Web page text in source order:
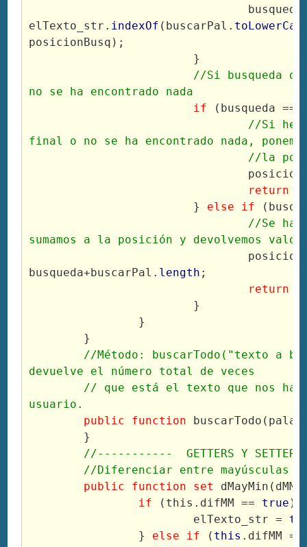
elTexto_str. indexOf (buscarPal.
posicionBusq);
			}
//Si busqueda
no se ha encontrado nada
if (busqueda
//Si
final o no se ha encontrado nada,
//la
return
			}
else if
//Se ha
sumamos a la posición y devolvemos valor
busqueda+buscarPal. length ;
return
			}
		}
	}
//Método: buscarTodo("texto a
devuelve el número total de veces
usuario.
public
function
	}
//-----------  GETTERS Y
//Diferenciar entre mayúsculas
public
function set dMayMin(dMM:
if (this.difMM == true )
			elTexto_str =
		}
else if ( this .difMM